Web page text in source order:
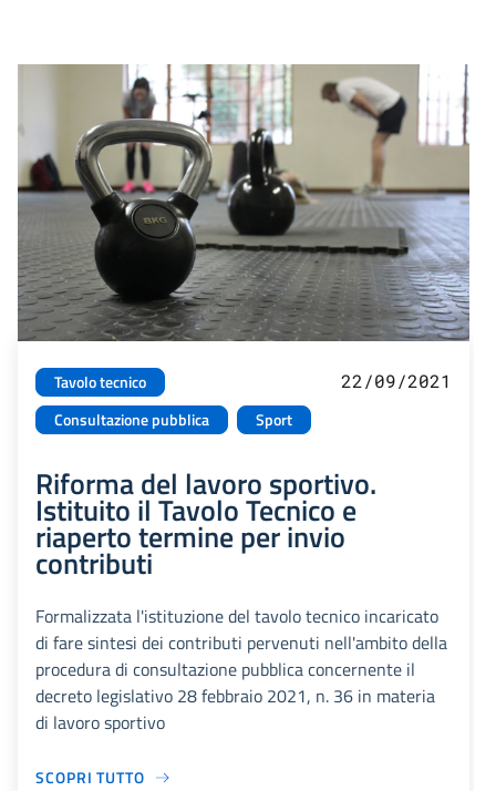
Tavolo tecnico
Consultazione pubblica
Sport
22/09/2021
Riforma del lavoro sportivo.
Istituito il Tavolo Tecnico e
riaperto termine per invio
contributi
Formalizzata l'istituzione del tavolo tecnico incaricato
di fare sintesi dei contributi pervenuti nell'ambito della
procedura di consultazione pubblica concernente il
decreto legislativo 28 febbraio 2021, n. 36 in materia
di lavoro sportivo
SCOPRI TUTTO